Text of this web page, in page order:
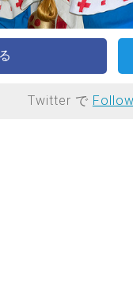
Twitter で